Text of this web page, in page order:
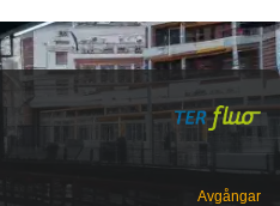
Avgångar